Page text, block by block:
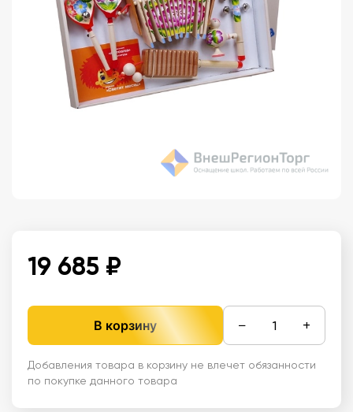
19 685 ₽
В корзину − +
Добавления товара в корзину не влечет обязанности
по покупке данного товара